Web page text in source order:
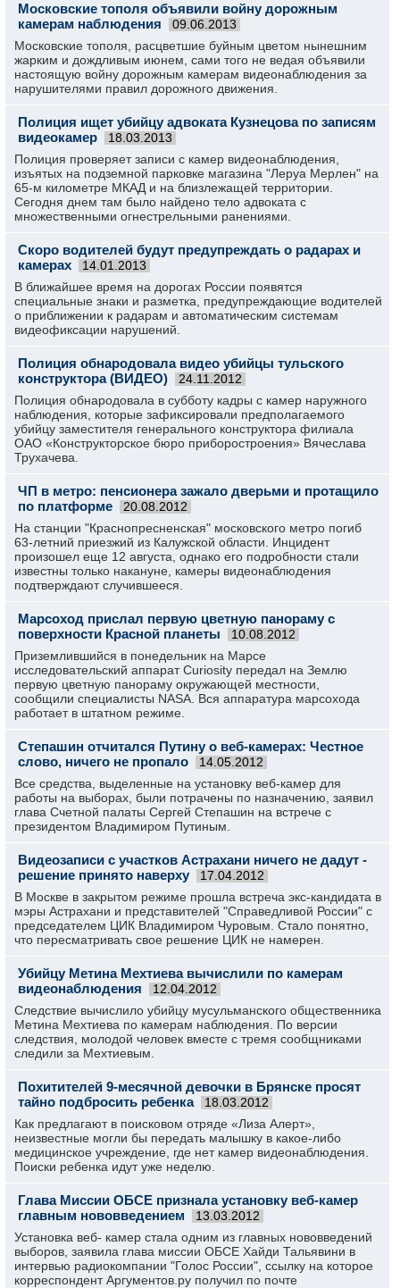
Московские тополя объявили войну дорожным
камерам наблюдения
09.06.2013
Московские тополя, расцветшие буйным цветом нынешним
жарким и дождливым июнем, сами того не ведая объявили
настоящую войну дорожным камерам видеонаблюдения за
нарушителями правил дорожного движения.
Полиция ищет убийцу адвоката Кузнецова по записям
видеокамер
18.03.2013
Полиция проверяет записи с камер видеонаблюдения,
изъятых на подземной парковке магазина "Леруа Мерлен" на
65-м километре МКАД и на близлежащей территории.
Сегодня днем там было найдено тело адвоката с
множественными огнестрельными ранениями.
Скоро водителей будут предупреждать о радарах и
камерах
14.01.2013
В ближайшее время на дорогах России появятся
специальные знаки и разметка, предупреждающие водителей
о приближении к радарам и автоматическим системам
видеофиксации нарушений.
Полиция обнародовала видео убийцы тульского
конструктора (ВИДЕО)
24.11.2012
Полиция обнародовала в субботу кадры с камер наружного
наблюдения, которые зафиксировали предполагаемого
убийцу заместителя генерального конструктора филиала
ОАО «Конструкторское бюро приборостроения» Вячеслава
Трухачева.
ЧП в метро: пенсионера зажало дверьми и протащило
по платформе
20.08.2012
На станции "Краснопресненская" московского метро погиб
63-летний приезжий из Калужской области. Инцидент
произошел еще 12 августа, однако его подробности стали
известны только накануне, камеры видеонаблюдения
подтверждают случившееся.
Марсоход прислал первую цветную панораму с
поверхности Красной планеты
10.08.2012
Приземлившийся в понедельник на Марсе
исследовательский аппарат Curiosity передал на Землю
первую цветную панораму окружающей местности,
сообщили специалисты NASA. Вся аппаратура марсохода
работает в штатном режиме.
Степашин отчитался Путину о веб-камерах: Честное
слово, ничего не пропало
14.05.2012
Все средства, выделенные на установку веб-камер для
работы на выборах, были потрачены по назначению, заявил
глава Счетной палаты Сергей Степашин на встрече с
президентом Владимиром Путиным.
Видеозаписи с участков Астрахани ничего не дадут -
решение принято наверху
17.04.2012
В Москве в закрытом режиме прошла встреча экс-кандидата в
мэры Астрахани и представителей "Справедливой России" с
председателем ЦИК Владимиром Чуровым. Стало понятно,
что пересматривать свое решение ЦИК не намерен.
Убийцу Метина Мехтиева вычислили по камерам
видеонаблюдения
12.04.2012
Следствие вычислило убийцу мусульманского общественника
Метина Мехтиева по камерам наблюдения. По версии
следствия, молодой человек вместе с тремя сообщниками
следили за Мехтиевым.
Похитителей 9-месячной девочки в Брянске просят
тайно подбросить ребенка
18.03.2012
Как предлагают в поисковом отряде «Лиза Алерт»,
неизвестные могли бы передать малышку в какое-либо
медицинское учреждение, где нет камер видеонаблюдения.
Поиски ребенка идут уже неделю.
Глава Миссии ОБСЕ признала установку веб-камер
главным нововведением
13.03.2012
Установка веб- камер стала одним из главных нововведений
выборов, заявила глава миссии ОБСЕ Хайди Тальявини в
интервью радиокомпании "Голос России", ссылку на которое
корреспондент Аргументов.ру получил по почте